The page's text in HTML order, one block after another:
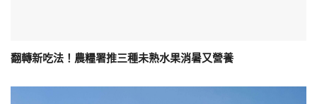
翻轉新吃法！農糧署推三種未熟水果消暑又營養